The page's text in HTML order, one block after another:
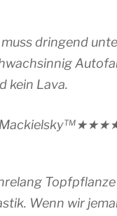
muss dringend
kein Lava.
Wenn wir